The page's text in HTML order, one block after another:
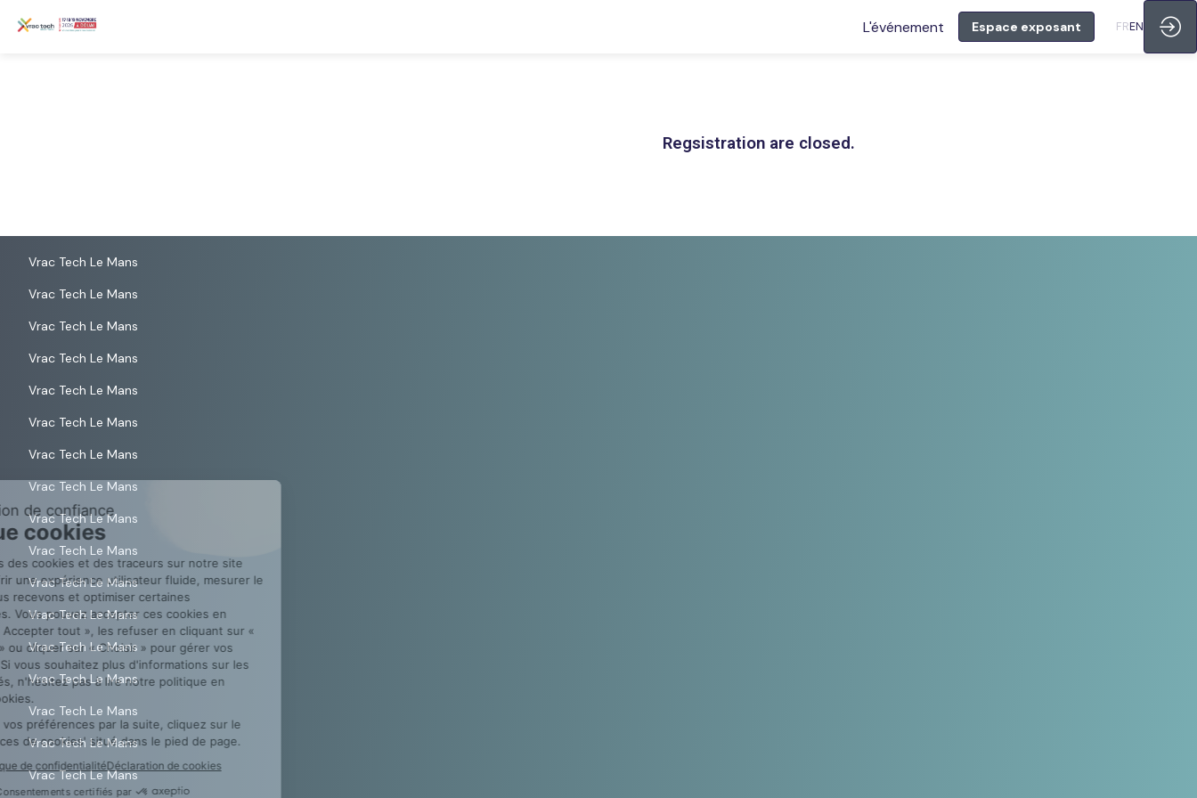
L'événement Espace exposant FREN
Regsistration are closed.
Vrac Tech Le Mans
Vrac Tech Le Mans
Vrac Tech Le Mans
Vrac Tech Le Mans
Vrac Tech Le Mans
Vrac Tech Le Mans
Vrac Tech Le Mans
Vrac Tech Le Mans
Vrac Tech Le Mans
Vrac Tech Le Mans
Vrac Tech Le Mans
Vrac Tech Le Mans
Vrac Tech Le Mans
Vrac Tech Le Mans
Vrac Tech Le Mans
Vrac Tech Le Mans
Vrac Tech Le Mans